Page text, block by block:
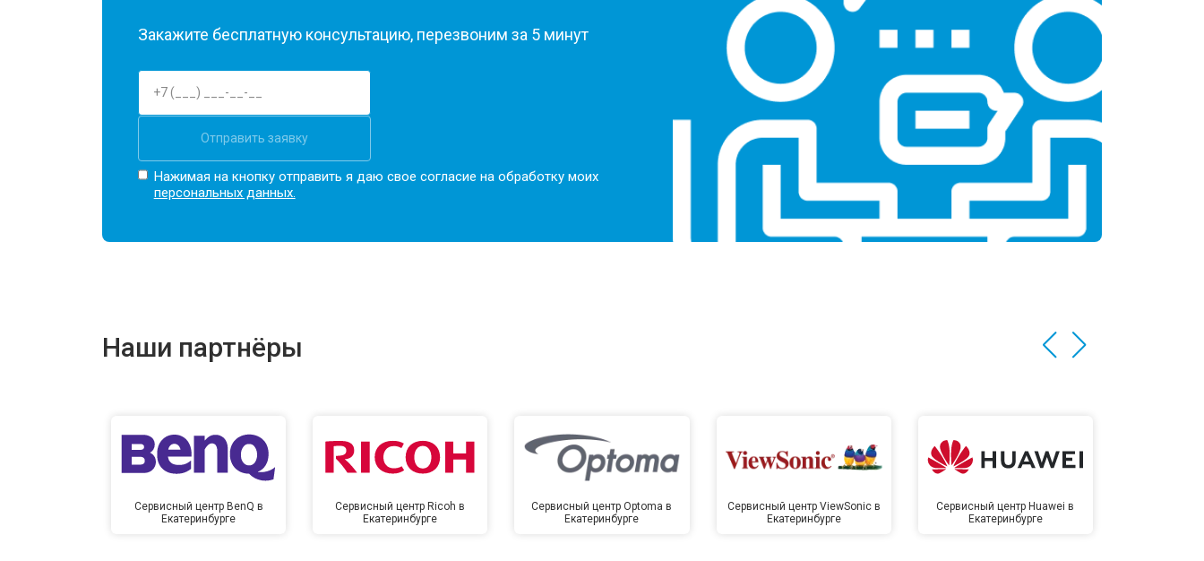
Закажите бесплатную консультацию, перезвоним за 5 минут
Отправить заявку
Нажимая на кнопку отправить я даю свое согласие на обработку моих
персональных данных.
Наши партнёры
Сервисный центр BenQ в
Екатеринбурге
Сервисный центр Ricoh в
Екатеринбурге
Сервисный центр Optoma в
Екатеринбурге
Сервисный центр ViewSonic в
Екатеринбурге
Сервисный центр Huawei в
Екатеринбурге